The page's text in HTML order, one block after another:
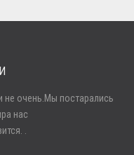
не очень.Мы постарались
нас
.